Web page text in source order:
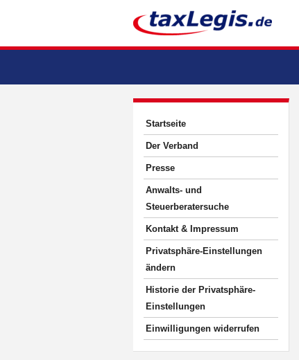
Startseite
Der Verband
Presse
Anwalts- und
Steuerberatersuche
Kontakt & Impressum
Privatsphäre-Einstellungen
ändern
Historie der Privatsphäre-
Einstellungen
Einwilligungen widerrufen